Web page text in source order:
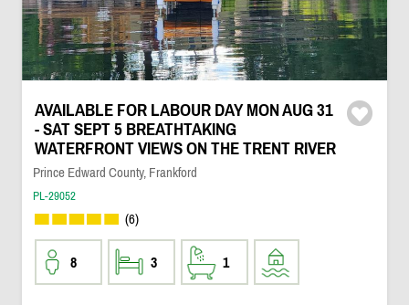
AVAILABLE FOR LABOUR DAY MON AUG 31
- SAT SEPT 5 BREATHTAKING
WATERFRONT VIEWS ON THE TRENT RIVER
Prince Edward County, Frankford
PL-29052
(6)
8 3 1